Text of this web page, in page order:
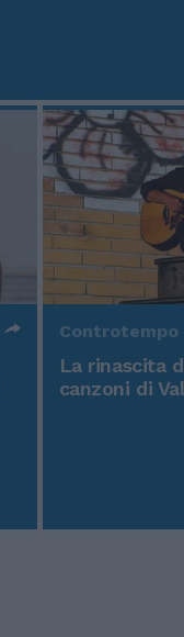
Controtempo
La rinascita
canzoni di